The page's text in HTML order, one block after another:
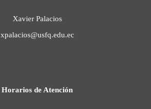
Xavier Palacios
xpalacios@usfq.edu.ec
Horarios de Atención